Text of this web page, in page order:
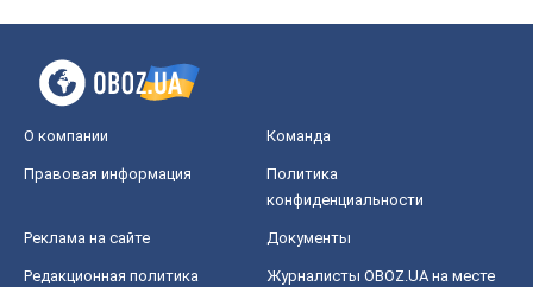
О компании Команда
Правовая информация
Политика
конфиденциальности
Реклама на сайте Документы
Редакционная политика
Журналисты OBOZ.UA на месте